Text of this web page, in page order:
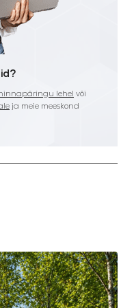
lehel või
ja meie meeskond